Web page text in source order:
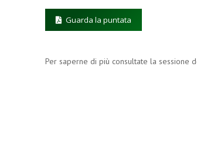
Guarda la puntata
Per saperne di più consultate la sessione